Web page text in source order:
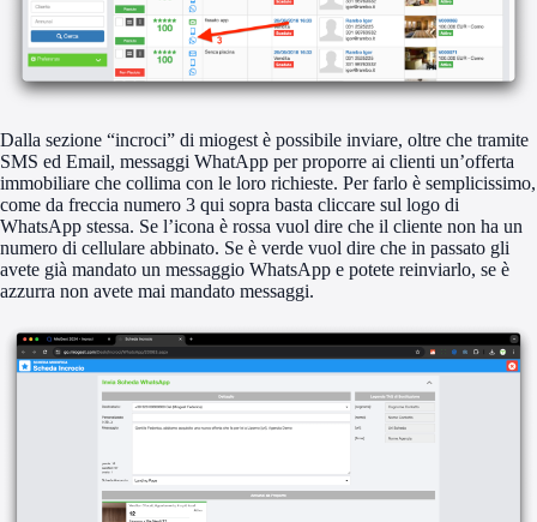
Dalla sezione “incroci” di miogest è possibile inviare, oltre che tramite
SMS ed Email, messaggi WhatApp per proporre ai clienti un’offerta
immobiliare che collima con le loro richieste. Per farlo è semplicissimo,
come da freccia numero 3 qui sopra basta cliccare sul logo di
WhatsApp stessa. Se l’icona è rossa vuol dire che il cliente non ha un
numero di cellulare abbinato. Se è verde vuol dire che in passato gli
avete già mandato un messaggio WhatsApp e potete reinviarlo, se è
azzurra non avete mai mandato messaggi.